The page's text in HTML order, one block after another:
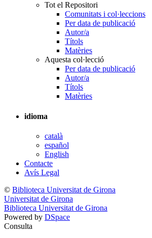
Tot el Repositori
Comunitats i col·leccions
Per data de publicació
Autor/a
Títols
Matèries
Aquesta col·lecció
Per data de publicació
Autor/a
Títols
Matèries
idioma
català
español
English
Contacte
Avís Legal
© Biblioteca Universitat de Girona
Universitat de Girona
Biblioteca Universitat de Girona
Powered by DSpace
Consulta